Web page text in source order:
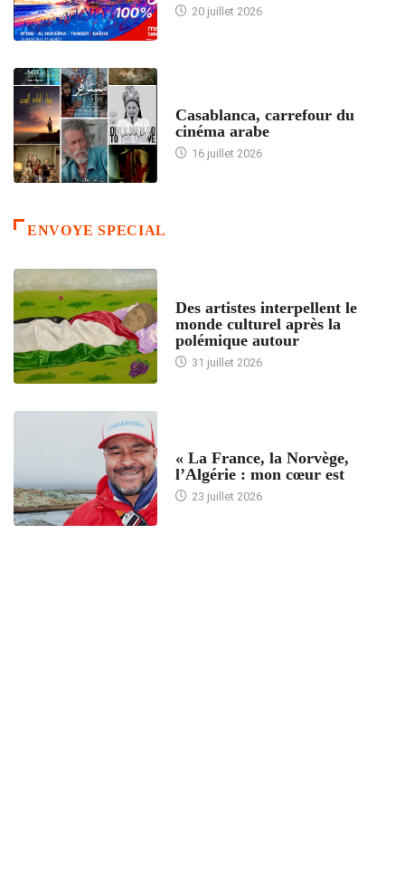
20 juillet 2026
Casablanca, carrefour du
cinéma arabe
16 juillet 2026
ENVOYE SPECIAL
Des artistes interpellent le
monde culturel après la
polémique autour
31 juillet 2026
« La France, la Norvège,
l’Algérie : mon cœur est
23 juillet 2026